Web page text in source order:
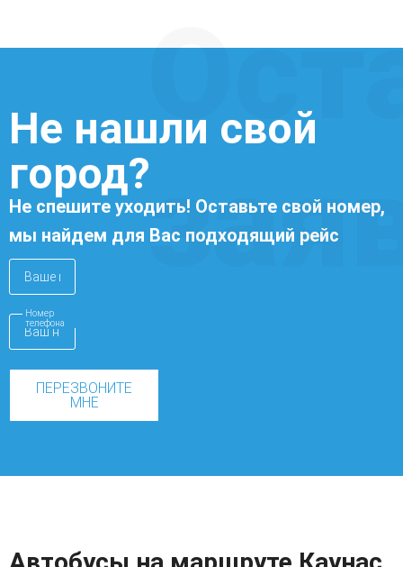
Не нашли свой
город?
Не спешите уходить! Оставьте свой номер,
мы найдем для Вас подходящий рейс
Номер
телефона
ПЕРЕЗВОНИТЕ
МНЕ